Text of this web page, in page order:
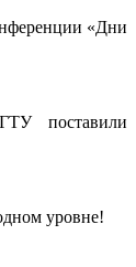
«Дни
поставили
уровне!